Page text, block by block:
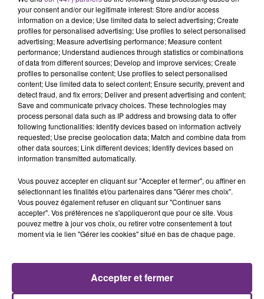
TITRES DIFFUSÉS
15h44
15h44
KELLY CLARKSON
15h42
15h42
15h38
15h38 15h36
15h36
your consent and/or our legitimate interest: Store and/or access
information on a device; Use limited data to select advertising; Create
profiles for personalised advertising; Use profiles to select personalised
advertising; Measure advertising performance; Measure content
performance; Understand audiences through statistics or combinations
of data from different sources; Develop and improve services; Create
profiles to personalise content; Use profiles to select personalised
content; Use limited data to select content; Ensure security, prevent and
detect fraud, and fix errors; Deliver and present advertising and content;
Save and communicate privacy choices. These technologies may
process personal data such as IP address and browsing data to offer
following functionalities: Identify devices based on information actively
requested; Use precise geolocation data; Match and combine data from
other data sources; Link different devices; Identify devices based on
information transmitted automatically.
Vous pouvez accepter en cliquant sur "Accepter et fermer", ou affiner en
sélectionnant les finalités et/ou partenaires dans "Gérer mes choix".
Vous pouvez également refuser en cliquant sur "Continuer sans
accepter". Vos préférences ne s'appliqueront que pour ce site. Vous
pouvez mettre à jour vos choix, ou retirer votre consentement à tout
moment via le lien "Gérer les cookies" situé en bas de chaque page.
Accepter et fermer